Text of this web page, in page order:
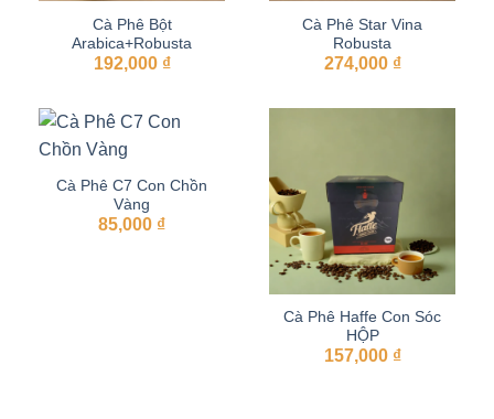
Cà Phê Bột
Arabica+Robusta
192,000 ₫
Cà Phê Star Vina
Robusta
274,000 ₫
Cà Phê C7 Con Chồn
Vàng
85,000 ₫
Cà Phê Haffe Con Sóc
HỘP
157,000 ₫